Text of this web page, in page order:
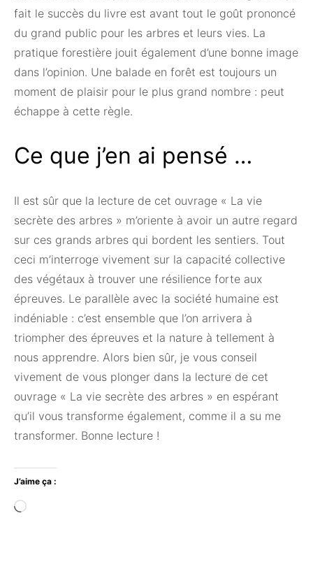
fait le succès du livre est avant tout le goût prononcé
du grand public pour les arbres et leurs vies. La
pratique forestière jouit également d’une bonne image
dans l’opinion. Une balade en forêt est toujours un
moment de plaisir pour le plus grand nombre : peut
échappe à cette règle.
Ce que j’en ai pensé …
Il est sûr que la lecture de cet ouvrage « La vie
secrète des arbres » m’oriente à avoir un autre regard
sur ces grands arbres qui bordent les sentiers. Tout
ceci m’interroge vivement sur la capacité collective
des végétaux à trouver une résilience forte aux
épreuves. Le parallèle avec la société humaine est
indéniable : c’est ensemble que l’on arrivera à
triompher des épreuves et la nature à tellement à
nous apprendre. Alors bien sûr, je vous conseil
vivement de vous plonger dans la lecture de cet
ouvrage « La vie secrète des arbres » en espérant
qu’il vous transforme également, comme il a su me
transformer. Bonne lecture !
J’aime ça :
Chargement…